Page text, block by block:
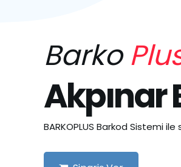
Barko
Akpınar
BARKOPLUS Barkod Sistemi